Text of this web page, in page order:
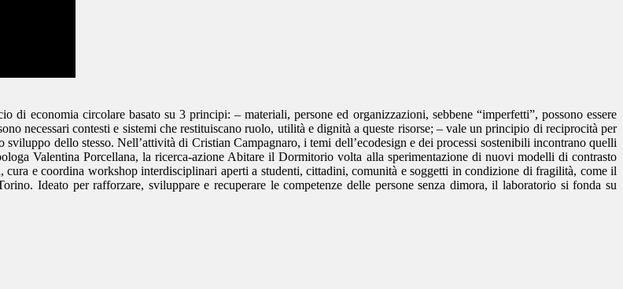
di economia circolare basato su 3 principi: – materiali, persone ed organizzazioni, sebbene “imperfetti”, possono essere
necessari contesti e sistemi che restituiscano ruolo, utilità e dignità a queste risorse; – vale un principio di reciprocità per
dello stesso. Nell’attività di Cristian Campagnaro, i temi dell’ecodesign e dei processi sostenibili incontrano quelli
Valentina Porcellana, la ricerca-azione Abitare il Dormitorio volta alla sperimentazione di nuovi modelli di contrasto
cura e coordina workshop interdisciplinari aperti a studenti, cittadini, comunità e soggetti in condizione di fragilità, come il
Ideato per rafforzare, sviluppare e recuperare le competenze delle persone senza dimora, il laboratorio si fonda su